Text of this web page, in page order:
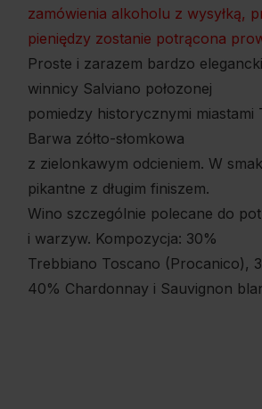
zamówienia alkoholu z wysyłką,
pieniędzy zostanie potrącona
Proste i zarazem bardzo
winnicy Salviano połozonej
pomiedzy historycznymi miastami
Barwa zółto-słomkowa
z zielonkawym odcieniem. W
pikantne z długim finiszem.
Wino szczególnie polecane do
i warzyw. Kompozycja: 30%
Trebbiano Toscano (Procanico),
40% Chardonnay i Sauvignon